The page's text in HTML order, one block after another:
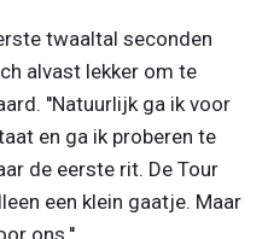
twaaltal seconden
alvast lekker om te
''Natuurlijk ga ik voor
en ga ik proberen te
de eerste rit. De Tour
een klein gaatje. Maar